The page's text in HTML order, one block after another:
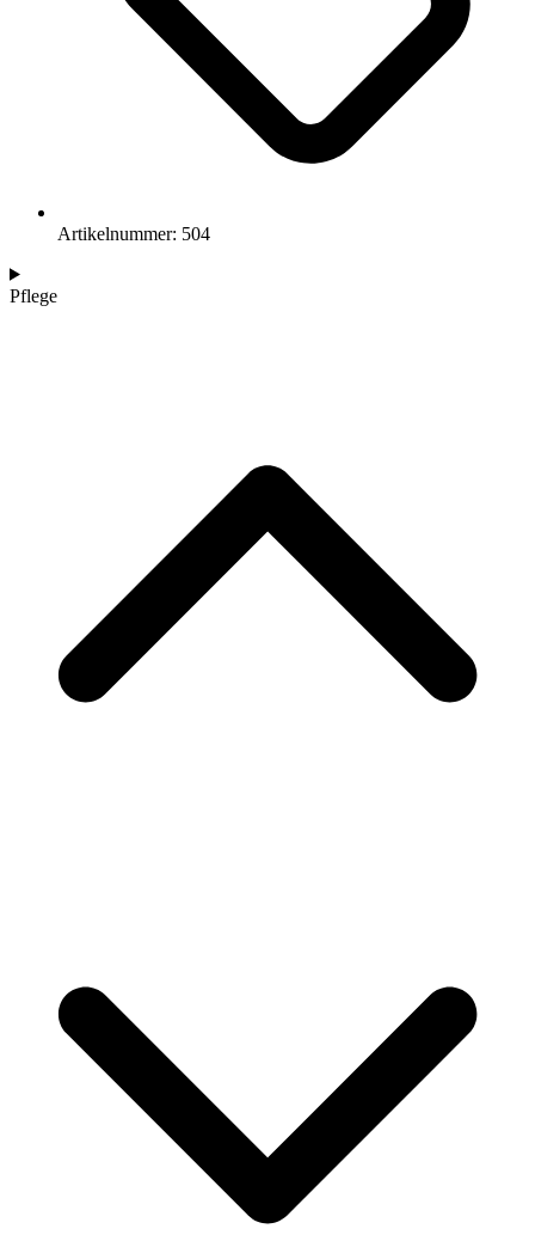
Artikelnummer: 504
Pflege